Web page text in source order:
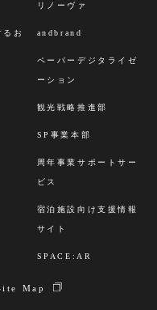
るお
リノーヴァ
andbrand
ペーパーデジタライゼ
ーション
観光戦略推進部
SP事業本部
周年事業サポートサー
ビス
宿泊施設向け支援情報
サイト
SPACE:AR
Map